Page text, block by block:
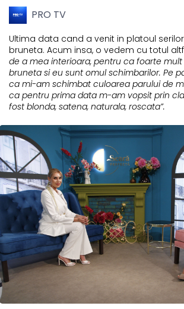
PRO TV
Ultima data cand a venit in platoul
bruneta. Acum insa, o vedem cu totul
de a mea interioara, pentru ca foarte
bruneta si eu sunt omul schimbarilor. Pe
ca mi-am schimbat culoarea parului de
ca pentru prima data m-am vopsit prin
fost blonda, satena, naturala, roscata”.